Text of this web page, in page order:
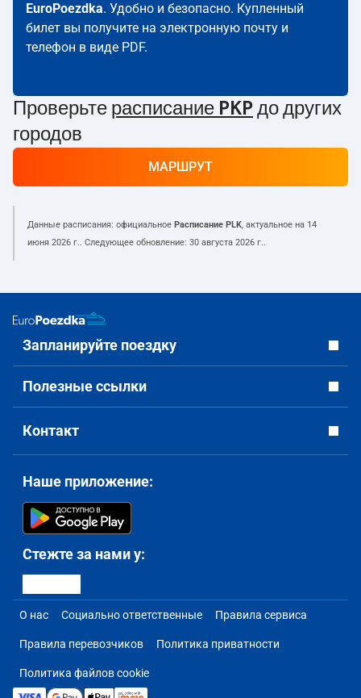
EuroPoezdka. Удобно и безопасно. Купленный
билет вы получите на электронную почту и
телефон в виде PDF.
Проверьте расписание PKP до других
городов
МАРШРУТ
Данные расписания: официальное Расписание PLK, актуальное на 14
июня 2026 г.. Следующее обновление: 30 августа 2026 г..
Запланируйте поездку
Полезные ссылки
Контакт
Наше приложение:
Стежте за нами у:
О нас Социально ответственные Правила сервиса
Правила перевозчиков Политика приватности
Политика файлов cookie